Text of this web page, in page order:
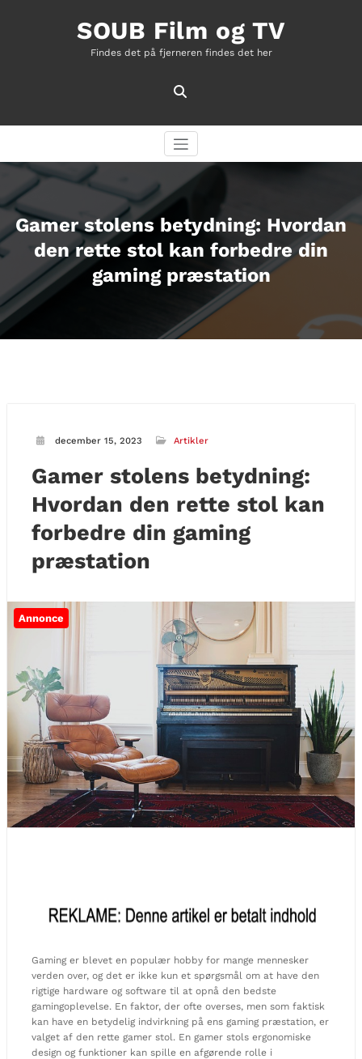
SOUB Film og TV
Findes det på fjerneren findes det her
Gamer stolens betydning: Hvordan
den rette stol kan forbedre din
gaming præstation
december 15, 2023 Artikler
Gamer stolens betydning:
Hvordan den rette stol kan
forbedre din gaming
præstation
Annonce
Gaming er blevet en populær hobby for mange mennesker
verden over, og det er ikke kun et spørgsmål om at have den
rigtige hardware og software til at opnå den bedste
gamingoplevelse. En faktor, der ofte overses, men som faktisk
kan have en betydelig indvirkning på ens gaming præstation, er
valget af den rette gamer stol. En gamer stols ergonomiske
design og funktioner kan spille en afgørende rolle i